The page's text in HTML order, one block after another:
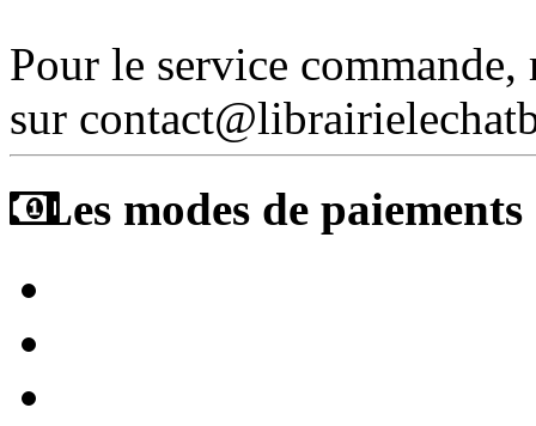
Pour le service
sur
Les modes de